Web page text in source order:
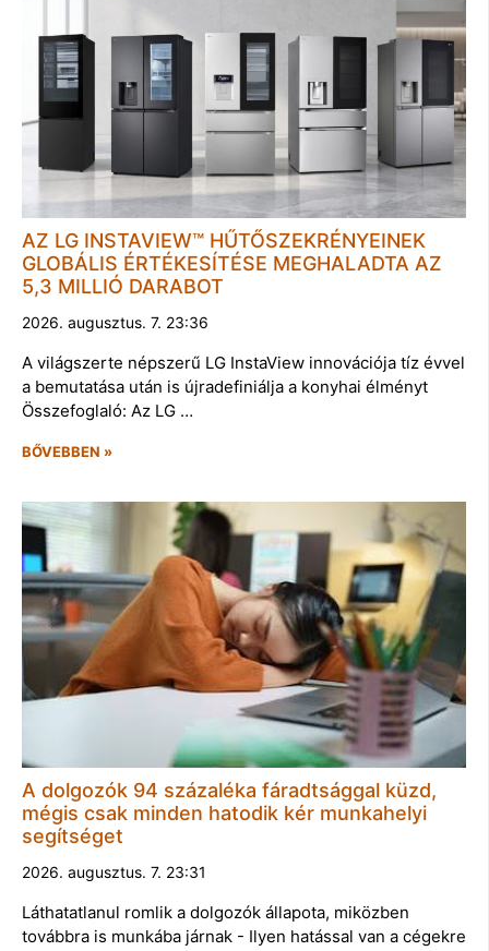
AZ LG INSTAVIEW™ HŰTŐSZEKRÉNYEINEK
GLOBÁLIS ÉRTÉKESÍTÉSE MEGHALADTA AZ
5,3 MILLIÓ DARABOT
2026. augusztus. 7. 23:36
A világszerte népszerű LG InstaView innovációja tíz évvel
a bemutatása után is újradefiniálja a konyhai élményt
Összefoglaló: Az LG …
BŐVEBBEN »
A dolgozók 94 százaléka fáradtsággal küzd,
mégis csak minden hatodik kér munkahelyi
segítséget
2026. augusztus. 7. 23:31
Láthatatlanul romlik a dolgozók állapota, miközben
továbbra is munkába járnak - Ilyen hatással van a cégekre